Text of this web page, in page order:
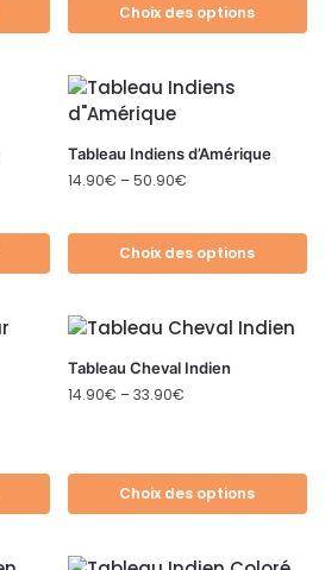
Choix des options
Tableau Indiens d’Amérique
14.90€ –50.90€
Choix des options
Tableau Cheval Indien
14.90€ –33.90€
Choix des options